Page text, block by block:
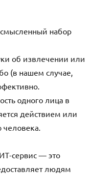
набор
об извлечении или
(в нашем случае,
одного лица в
действием или
человека.
сервис — это
людям